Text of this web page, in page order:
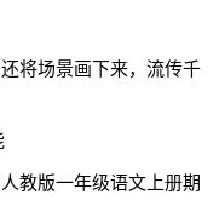
将场景画下来，流传千
教版一年级语文上册期